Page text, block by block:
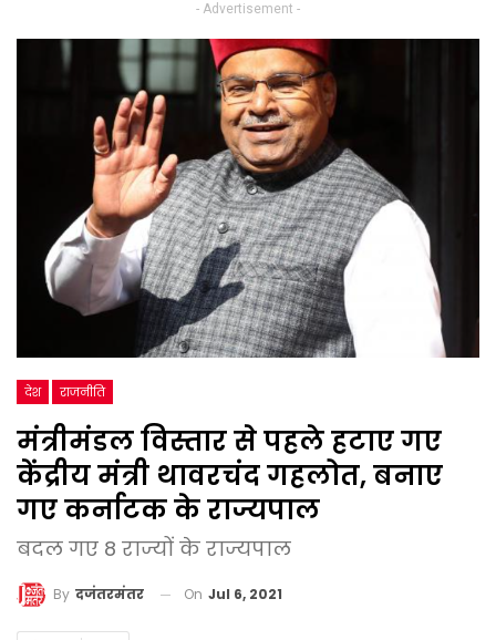
- Advertisement -
देश राजनीति
मंत्रीमंडल विस्तार से पहले हटाए गए
केंद्रीय मंत्री थावरचंद गहलोत, बनाए
गए कर्नाटक के राज्यपाल
बदल गए 8 राज्यों के राज्यपाल
By दजंतरमंतर On Jul 6, 2021